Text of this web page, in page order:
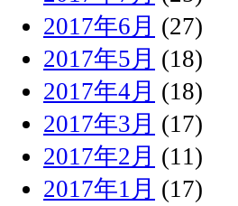
2017年6月 (27)
2017年5月 (18)
2017年4月 (18)
2017年3月 (17)
2017年2月 (11)
2017年1月 (17)